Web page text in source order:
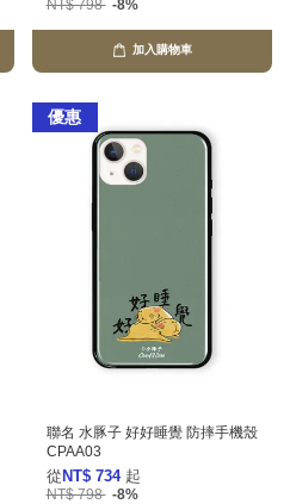
NT$ 798 -8%
加入購物車
優惠
聯名 水豚子 好好睡覺 防摔手機殼
CPAA03
從 NT$ 734 起
NT$ 798 -8%